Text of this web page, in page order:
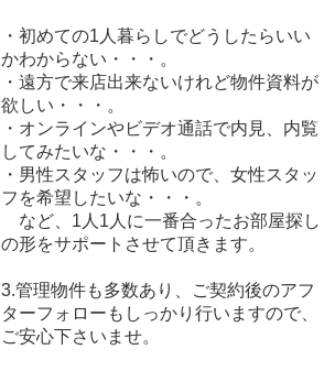
・初めての1人暮らしでどうしたらいい
かわからない・・・。
・遠方で来店出来ないけれど物件資料が
欲しい・・・。
・オンラインやビデオ通話で内見、内覧
してみたいな・・・。
・男性スタッフは怖いので、女性スタッ
フを希望したいな・・・。
など、1人1人に一番合ったお部屋探し
の形をサポートさせて頂きます。
3.管理物件も多数あり、ご契約後のアフ
ターフォローもしっかり行いますので、
ご安心下さいませ。